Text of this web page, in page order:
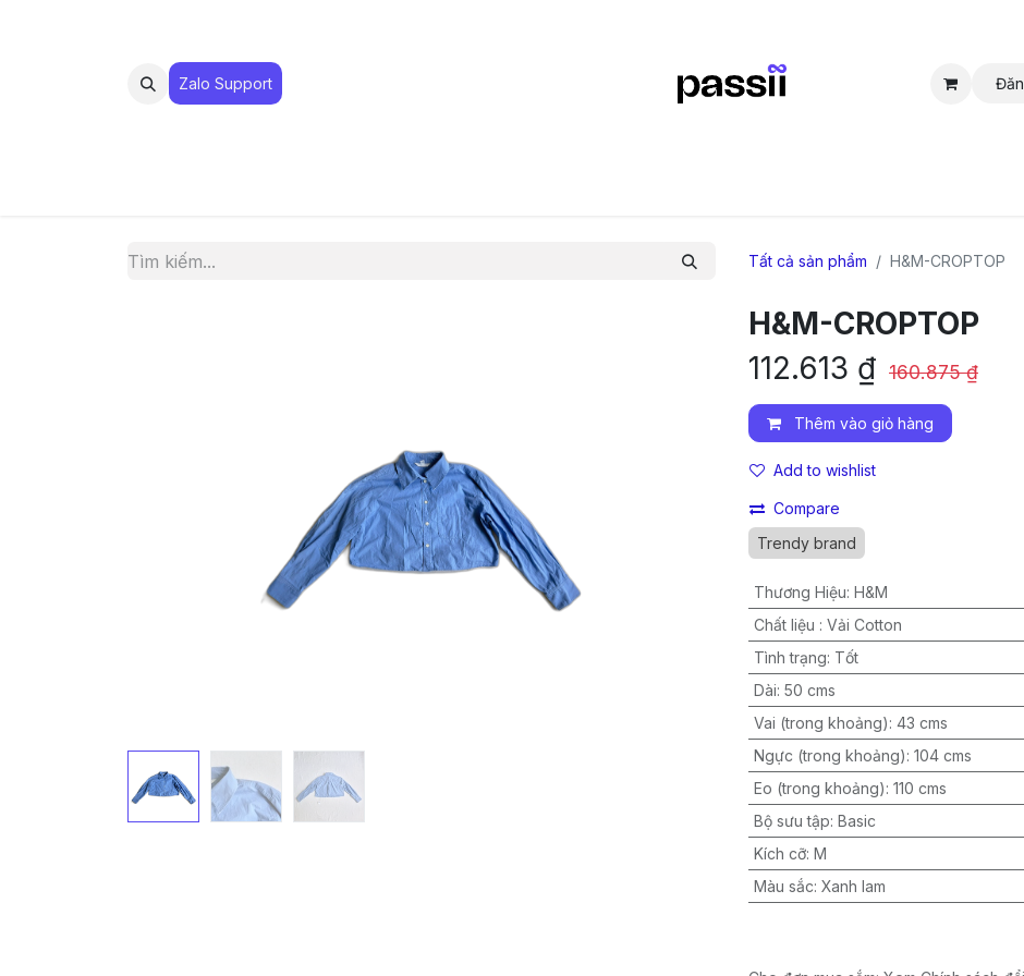
Zalo Suppo​​​​​​rt
Tất cả sản phẩm H&M-CROPTOP
H&M-CROPTOP
112.613 ₫ 160.875₫
Thêm vào giỏ hàng
Add to wishlist
Compare
Trendy brand
Thương Hiệu: H&M
Chất liệu : Vải Cotton
Tình trạng: Tốt
Dài: 50 cms
Vai (trong khoảng): 43 cms
Ngực (trong khoảng): 104 cms
Eo (trong khoảng): 110 cms
Bộ sưu tập: Basic
Kích cỡ: M
Màu sắc: Xanh lam